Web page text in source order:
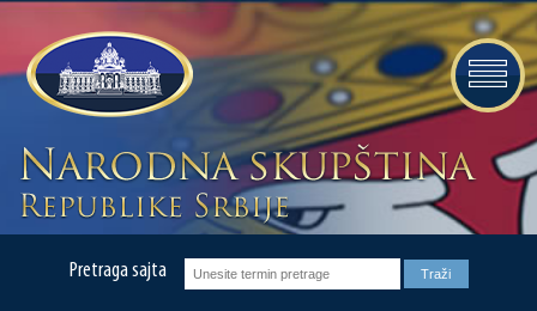
Pretraga sajta